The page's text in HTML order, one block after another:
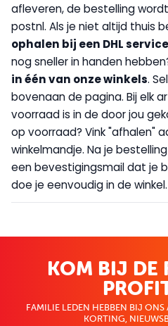
afleveren, de bestelling
postnl. Als je niet altijd thuis
ophalen bij een DHL
nog sneller in handen
in één van onze winkels.
bovenaan de pagina. Bij elk
voorraad is in de door jou
op voorraad? Vink "afhalen"
winkelmandje. Na je
een bevestigingsmail dat je
doe je eenvoudig in de winkel.
KOM BIJ DE
FAMILIE LEDEN HEBBEN BIJ ONS
KORTING,